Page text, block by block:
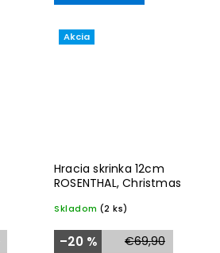
Akcia
Hracia skrinka 12cm
ROSENTHAL, Christmas
Skladom (2 ks)
€69,90
–20 %